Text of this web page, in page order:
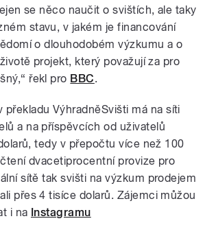
se něco naučit o svištích, ale taky
stavu, v jakém je financování
o dlouhodobém výzkumu a o
projekt, který považují za pro
řekl pro BBC.
překladu VýhradněSvišti má na síti
a na příspěvcích od uživatelů
tedy v přepočtu více než 100
dvacetiprocentní provize pro
sítě tak svišti na výzkum prodejem
přes 4 tisíce dolarů. Zájemci můžou
i na Instagramu